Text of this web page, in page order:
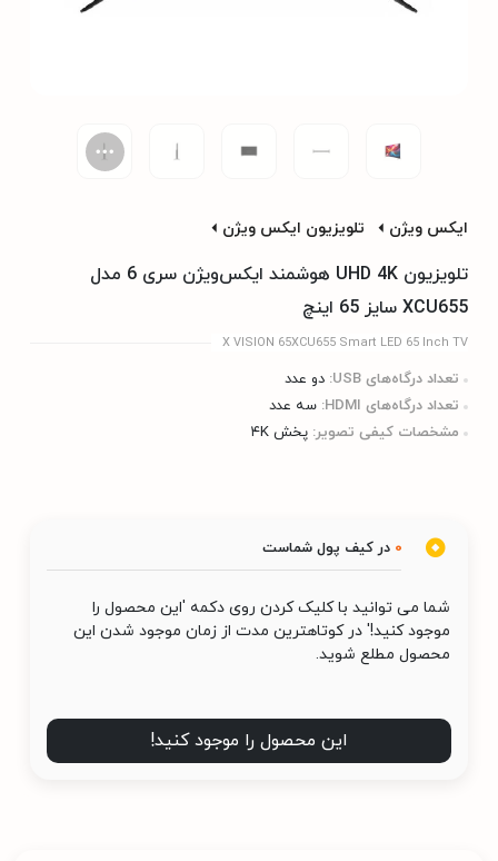
ایکس ویژن تلویزیون ایکس ویژن
تلویزیون UHD 4K هوشمند ایکس‌ویژن سری 6 مدل
XCU655 سایز 65 اینچ
X VISION 65XCU655 Smart LED 65 Inch TV
تعداد درگاه‌های USB:
دو عدد
تعداد درگاه‌های HDMI:
سه عدد
مشخصات کیفی تصویر: پخش ۴K
0 در کیف پول شماست
شما می توانید با کلیک کردن روی دکمه 'این محصول را
موجود کنید!' در کوتاهترین مدت از زمان موجود شدن این
محصول مطلع شوید.
این محصول را موجود کنید!